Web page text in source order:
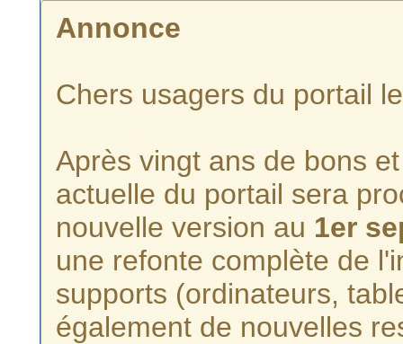
Annonce
Chers usagers du portail
Après vingt ans de bons
actuelle du portail sera
nouvelle version au 1er
une refonte complète de
supports (ordinateurs,
également de nouvelles